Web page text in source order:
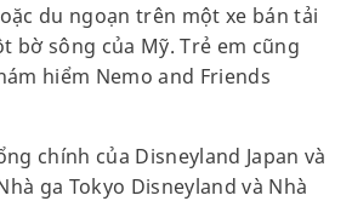
du ngoạn trên một xe bán tải
bờ sông của Mỹ. Trẻ em cũng
hiểm Nemo and Friends
chính của Disneyland Japan và
ga Tokyo Disneyland và Nhà